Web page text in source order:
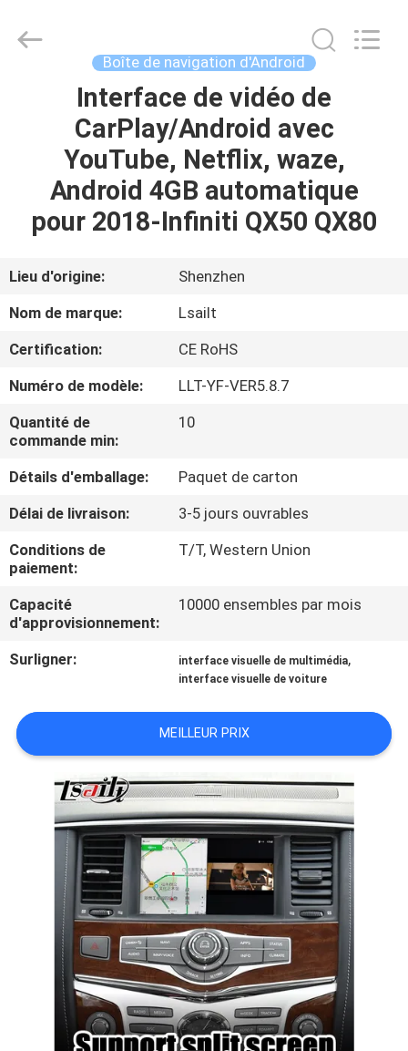
MAISON
PRODUITS
VIDÉOS
AU
SUJET
NOUS
VISITE
D'USINE
CONTRÔLE
DE
QUALITÉ
CONTACTEZ-
NOUS
NOUVELLES
PLAN
PRIVACY
POLICY
Automobile
Electron
Boîte de navigation d'Android
Interface de vidéo de
CarPlay/Android avec
YouTube, Netflix, waze,
Android 4GB automatique
pour 2018-Infiniti QX50 QX80
Lieu d'origine:
Shenzhen
Nom de marque:
Lsailt
Certification:
CE RoHS
Numéro de modèle:
LLT-YF-VER5.8.7
Quantité de
commande min:
10
Détails d'emballage:
Paquet de carton
Délai de livraison:
3-5 jours ouvrables
Conditions de
paiement:
T/T, Western Union
Capacité
d'approvisionnement:
10000 ensembles par mois
Surligner: interface visuelle de multimédia,
interface visuelle de voiture
MEILLEUR PRIX